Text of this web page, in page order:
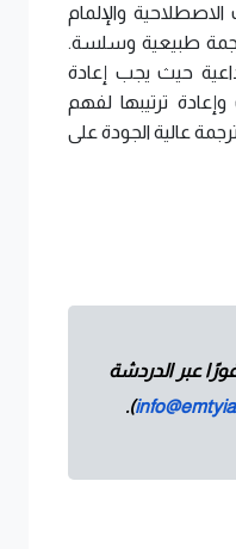
الاصطلاحية والإلمام
طبيعية وسلسة.
حيث يجب إعادة
وإعادة ترتيبها لفهم
عالية الجودة على
).